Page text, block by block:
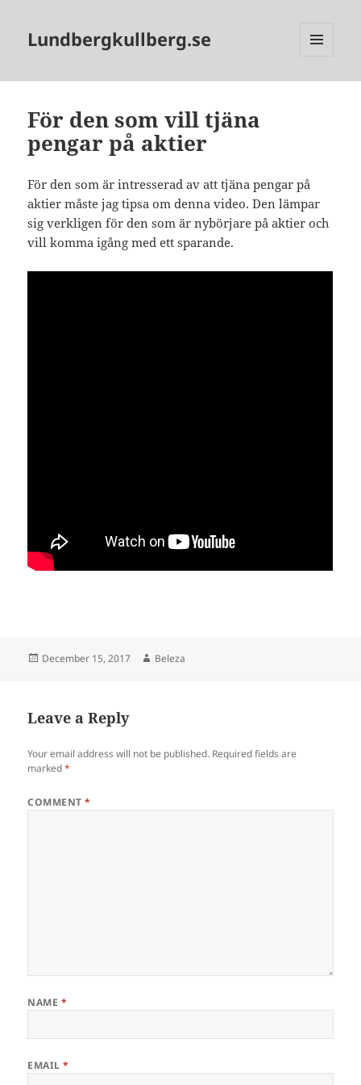
Lundbergkullberg.se
För den som vill tjäna
pengar på aktier
För den som är intresserad av att tjäna pengar på
aktier måste jag tipsa om denna video. Den lämpar
sig verkligen för den som är nybörjare på aktier och
vill komma igång med ett sparande.
Posted
December 15, 2017 Author
Beleza
Leave a Reply
Your email address will not be published. Required fields are
marked*
COMMENT*
NAME *
EMAIL*